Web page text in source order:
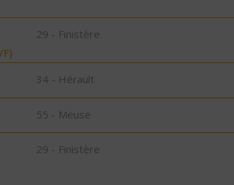
29 - Finistère
34 - Hérault
55 - Meuse
29 - Finistère